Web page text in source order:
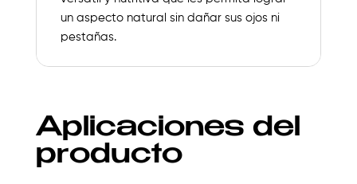
un aspecto natural sin dañar sus ojos ni
pestañas.
Aplicaciones del
producto